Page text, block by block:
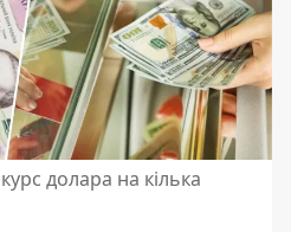
долара на кілька